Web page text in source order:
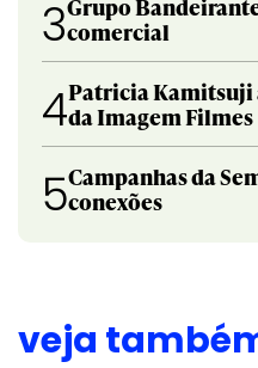
3Grupo
comercial
4Patricia Kamitsuji
da Imagem Filmes
5Campanhas da
conexões
veja